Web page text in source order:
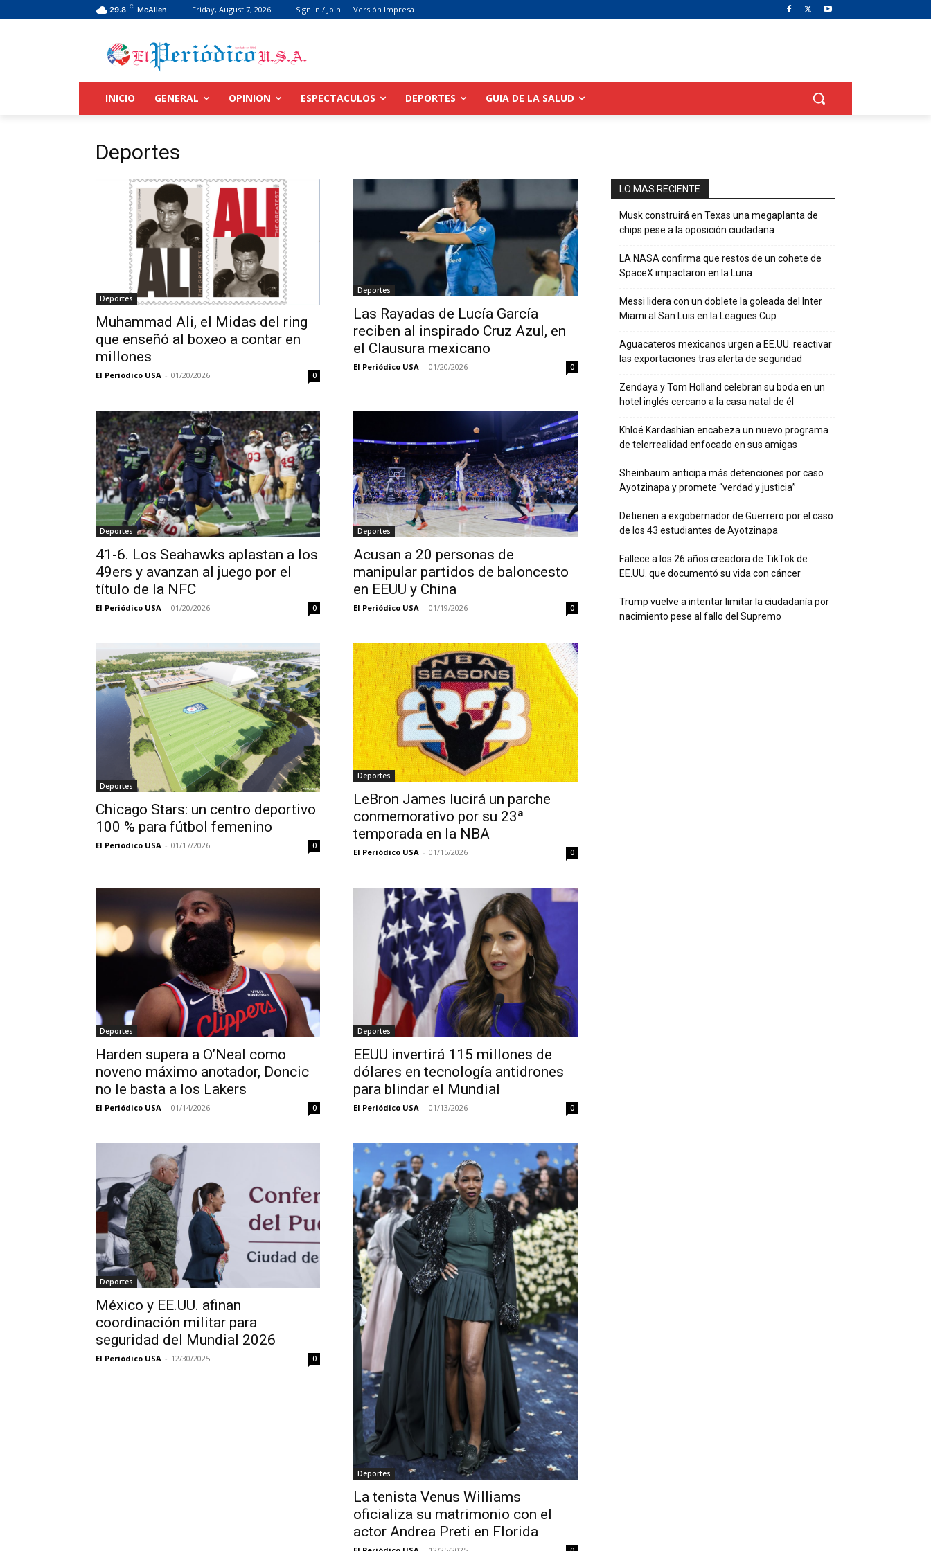
29.8 C McAllen Friday, August 7, 2026 Sign in / Join Versión Impresa
INICIO GENERAL OPINION ESPECTACULOS DEPORTES GUIA DE LA SALUD
Deportes
Deportes
Muhammad Ali, el Midas del ring
que enseñó al boxeo a contar en
millones
El Periódico USA - 01/20/2026 0
Deportes
Las Rayadas de Lucía García
reciben al inspirado Cruz Azul, en
el Clausura mexicano
El Periódico USA - 01/20/2026 0
Deportes
41-6. Los Seahawks aplastan a los
49ers y avanzan al juego por el
título de la NFC
El Periódico USA - 01/20/2026 0
Deportes
Acusan a 20 personas de
manipular partidos de baloncesto
en EEUU y China
El Periódico USA - 01/19/2026 0
Deportes
Chicago Stars: un centro deportivo
100 % para fútbol femenino
El Periódico USA - 01/17/2026 0
Deportes
LeBron James lucirá un parche
conmemorativo por su 23ª
temporada en la NBA
El Periódico USA - 01/15/2026 0
Deportes
Harden supera a O’Neal como
noveno máximo anotador, Doncic
no le basta a los Lakers
El Periódico USA - 01/14/2026 0
Deportes
EEUU invertirá 115 millones de
dólares en tecnología antidrones
para blindar el Mundial
El Periódico USA - 01/13/2026 0
Deportes
México y EE.UU. afinan
coordinación militar para
seguridad del Mundial 2026
El Periódico USA - 12/30/2025 0
Deportes
La tenista Venus Williams
oficializa su matrimonio con el
actor Andrea Preti en Florida
LO MAS RECIENTE
Musk construirá en Texas una megaplanta de
chips pese a la oposición ciudadana
LA NASA confirma que restos de un cohete de
SpaceX impactaron en la Luna
Messi lidera con un doblete la goleada del Inter
Miami al San Luis en la Leagues Cup
Aguacateros mexicanos urgen a EE.UU. reactivar
las exportaciones tras alerta de seguridad
Zendaya y Tom Holland celebran su boda en un
hotel inglés cercano a la casa natal de él
Khloé Kardashian encabeza un nuevo programa
de telerrealidad enfocado en sus amigas
Sheinbaum anticipa más detenciones por caso
Ayotzinapa y promete “verdad y justicia”
Detienen a exgobernador de Guerrero por el caso
de los 43 estudiantes de Ayotzinapa
Fallece a los 26 años creadora de TikTok de
EE.UU. que documentó su vida con cáncer
Trump vuelve a intentar limitar la ciudadanía por
nacimiento pese al fallo del Supremo